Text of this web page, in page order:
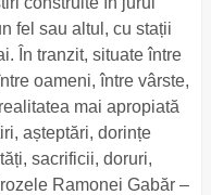
fel sau altul, cu stații
În tranzit, situate între
oameni, între vârste,
mai apropiată
așteptări, dorințe
sacrificii, doruri,
Ramonei Gabăr –